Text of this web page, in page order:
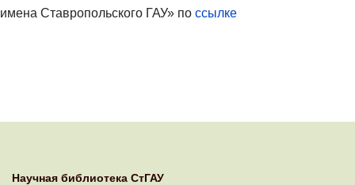
имена Ставропольского ГАУ» по ссылке
Научная библиотека СтГАУ